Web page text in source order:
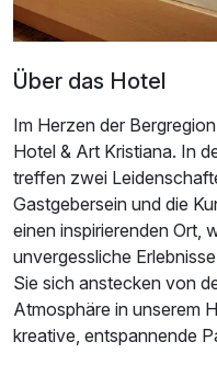
Ausstattung
Für 8 Tage
Über das Hotel
Im Herzen der
Hotel & Art Kristiana. In
treffen zwei
Gastgebersein und die
einen inspirierenden Ort,
unvergessliche
Sie sich anstecken von
Atmosphäre in unserem
kreative, entspannende